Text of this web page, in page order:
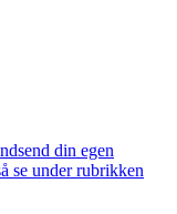
din egen
se under rubrikken